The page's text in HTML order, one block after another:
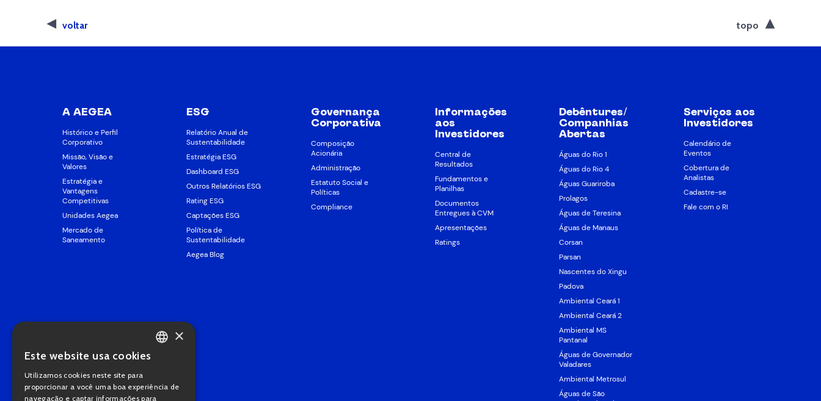
voltar topo
A AEGEA
Histórico e Perfil
Corporativo
Missão, Visão e
Valores
Estratégia e
Vantagens
Competitivas
Unidades Aegea
Mercado de
Saneamento
ESG
Relatório Anual de
Sustentabilidade
Estratégia ESG
Dashboard ESG
Outros Relatórios ESG
Rating ESG
Captações ESG
Política de
Sustentabilidade
Aegea Blog
Governança
Corporativa
Composição
Acionária
Administração
Estatuto Social e
Políticas
Compliance
Informações
aos
Investidores
Central de
Resultados
Fundamentos e
Planilhas
Documentos
Entregues à CVM
Apresentações
Ratings
Debêntures/
Companhias
Abertas
Águas do Rio 1
Águas do Rio 4
Águas Guariroba
Prolagos
Águas de Teresina
Águas de Manaus
Corsan
Parsan
Nascentes do Xingu
Padova
Ambiental Ceará 1
Ambiental Ceará 2
Ambiental MS
Pantanal
Águas de Governador
Valadares
Ambiental Metrosul
Águas de São
Serviços aos
Investidores
Calendário de
Eventos
Cobertura de
Analistas
Cadastre-se
Fale com o RI
PORTUGUESE
×
Este website usa cookies
Utilizamos cookies neste site para
proporcionar a você uma boa experiência de
navegação e captar informações para